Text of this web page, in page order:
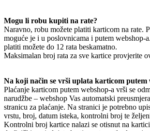
Mogu li robu kupiti na rate?
Naravno, robu možete platiti karticom na rate.
moguće je i u poslovnicama i putem webshop-
platiti možete do 12 rata beskamatno.
Maksimalan broj rata za sve kartice provjerite
Na koji način se vrši uplata karticom putem
Plaćanje karticom putem webshop-a vrši se
narudžbe – webshop Vas automatski
stranicu za plaćanje. Na stranici je potrebno
vrstu, broj, datum isteka, kontrolni broj te
Kontrolni broj kartice nalazi se otisnut na